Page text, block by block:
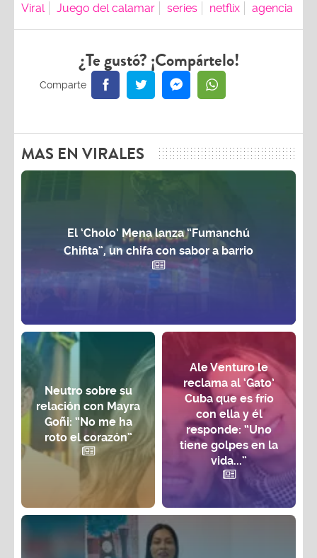
Viral Juego del calamar series netflix agencia
¿Te gustó? ¡Compártelo!
MAS EN VIRALES
El ‘Cholo’ Mena lanza “Fumanchú
Chifita”, un chifa con sabor a barrio
Neutro sobre su
relación con Mayra
Goñi: “No me ha
roto el corazón”
Ale Venturo le
reclama al ‘Gato’
Cuba que es frío
con ella y él
responde: “Uno
tiene golpes en la
vida...”